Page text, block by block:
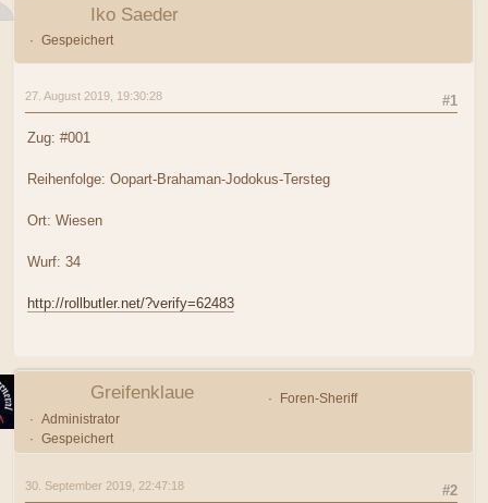
Iko Saeder
Gespeichert
#1
27. August 2019, 19:30:28
Zug: #001
Reihenfolge: Oopart-Brahaman-Jodokus-Tersteg
Ort: Wiesen
Wurf: 34
http://rollbutler.net/?verify=62483
Greifenklaue
Foren-Sheriff
Administrator
Gespeichert
#2
30. September 2019, 22:47:18